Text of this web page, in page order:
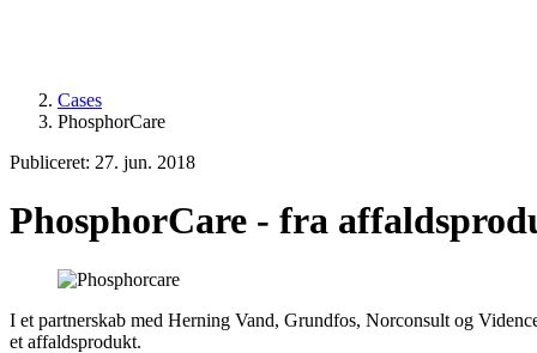
Cases
PhosphorCare
Publiceret: 27. jun. 2018
PhosphorCare - fra
I et partnerskab med Herning Vand, Grundfos, Norconsult og
et affaldsprodukt.